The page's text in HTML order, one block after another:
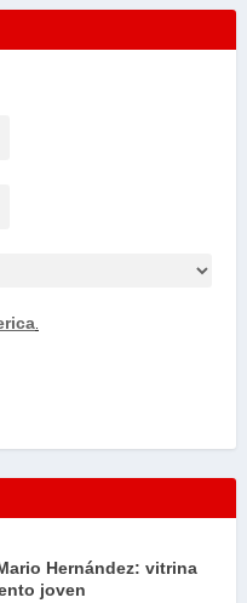
.
Hernández: vitrina
joven